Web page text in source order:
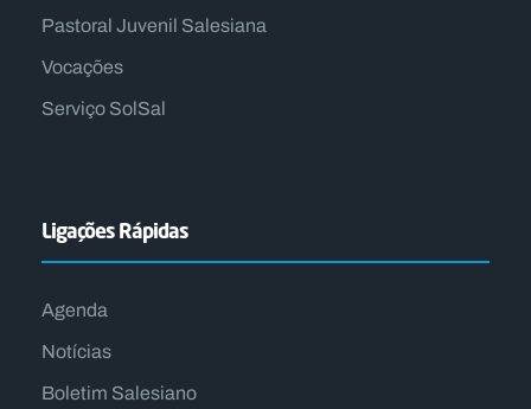
Pastoral Juvenil Salesiana
Vocações
Serviço SolSal
Ligações Rápidas
Agenda
Notícias
Boletim Salesiano